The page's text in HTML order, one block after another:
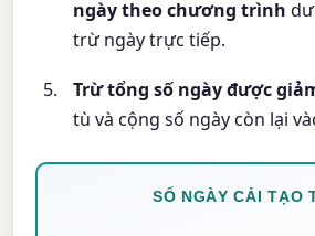
ngày theo chương trình
trừ ngày trực tiếp.
Trừ tổng số ngày được
tù và cộng số ngày còn lại
SỐ NGÀY CẢI TẠO